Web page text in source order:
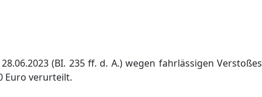
(BI. 235 ff. d. A.) wegen fahrlässigen Verstoßes
Euro verurteilt.